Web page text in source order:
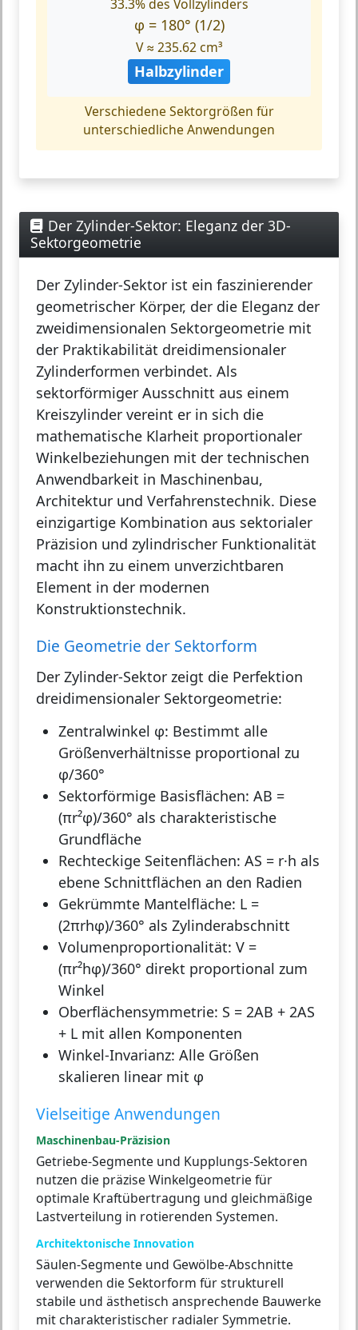
33.3% des Vollzylinders
φ = 180° (1/2)
V ≈ 235.62 cm³
Halbzylinder
Verschiedene Sektorgrößen für
unterschiedliche Anwendungen
Der Zylinder-Sektor: Eleganz der 3D-
Sektorgeometrie
Der Zylinder-Sektor ist ein faszinierender
geometrischer Körper, der die Eleganz der
zweidimensionalen Sektorgeometrie mit
der Praktikabilität dreidimensionaler
Zylinderformen verbindet. Als
sektorförmiger Ausschnitt aus einem
Kreiszylinder vereint er in sich die
mathematische Klarheit proportionaler
Winkelbeziehungen mit der technischen
Anwendbarkeit in Maschinenbau,
Architektur und Verfahrenstechnik. Diese
einzigartige Kombination aus sektorialer
Präzision und zylindrischer Funktionalität
macht ihn zu einem unverzichtbaren
Element in der modernen
Konstruktionstechnik.
Die Geometrie der Sektorform
Der Zylinder-Sektor zeigt die Perfektion
dreidimensionaler Sektorgeometrie:
Zentralwinkel φ: Bestimmt alle
Größenverhältnisse proportional zu
φ/360°
Sektorförmige Basisflächen: AB =
(πr²φ)/360° als charakteristische
Grundfläche
Rechteckige Seitenflächen: AS = r·h als
ebene Schnittflächen an den Radien
Gekrümmte Mantelfläche: L =
(2πrhφ)/360° als Zylinderabschnitt
Volumenproportionalität: V =
(πr²hφ)/360° direkt proportional zum
Winkel
Oberflächensymmetrie: S = 2AB + 2AS
+ L mit allen Komponenten
Winkel-Invarianz: Alle Größen
skalieren linear mit φ
Vielseitige Anwendungen
Maschinenbau-Präzision
Getriebe-Segmente und Kupplungs-Sektoren
nutzen die präzise Winkelgeometrie für
optimale Kraftübertragung und gleichmäßige
Lastverteilung in rotierenden Systemen.
Architektonische Innovation
Säulen-Segmente und Gewölbe-Abschnitte
verwenden die Sektorform für strukturell
stabile und ästhetisch ansprechende Bauwerke
mit charakteristischer radialer Symmetrie.